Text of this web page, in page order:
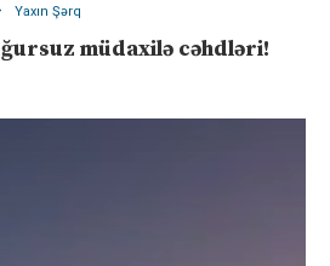
Yaxın Şərq
müdaxilə cəhdləri!